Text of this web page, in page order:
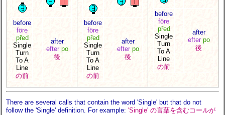
before
före
před
Single
Turn
To A
Line
の前
after
efter po
後
before
före
před
Single
Turn
To A
Line
の前
after
efter po
後
before
före
před
Single
Turn
To A
Line
の前
after
efter po
後
There are several calls that contain the word 'Single' but that do not
follow the 'Single' definition. For example: 'Single' の言葉を含むコールが